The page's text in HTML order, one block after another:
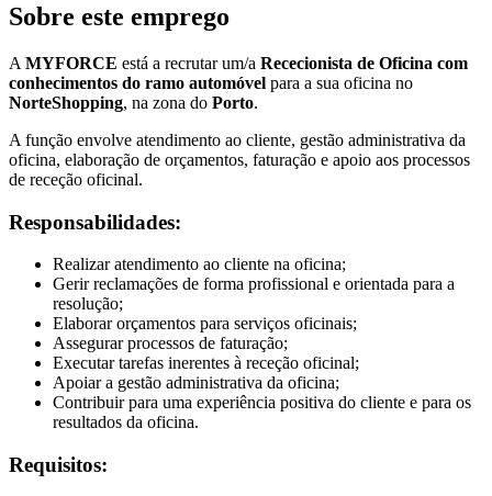
Sobre este emprego
A MYFORCE está a recrutar um/a Rececionista de Oficina com
conhecimentos do ramo automóvel para a sua oficina no
NorteShopping, na zona do Porto.
A função envolve atendimento ao cliente, gestão administrativa da
oficina, elaboração de orçamentos, faturação e apoio aos processos
de receção oficinal.
Responsabilidades:
Realizar atendimento ao cliente na oficina;
Gerir reclamações de forma profissional e orientada para a
resolução;
Elaborar orçamentos para serviços oficinais;
Assegurar processos de faturação;
Executar tarefas inerentes à receção oficinal;
Apoiar a gestão administrativa da oficina;
Contribuir para uma experiência positiva do cliente e para os
resultados da oficina.
Requisitos: